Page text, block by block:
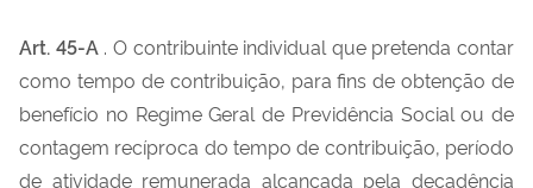
Art. 45-A . O contribuinte individual que pretenda contar
como tempo de contribuição, para fins de obtenção de
benefício no Regime Geral de Previdência Social ou de
contagem recíproca do tempo de contribuição, período
de atividade remunerada alcançada pela decadência